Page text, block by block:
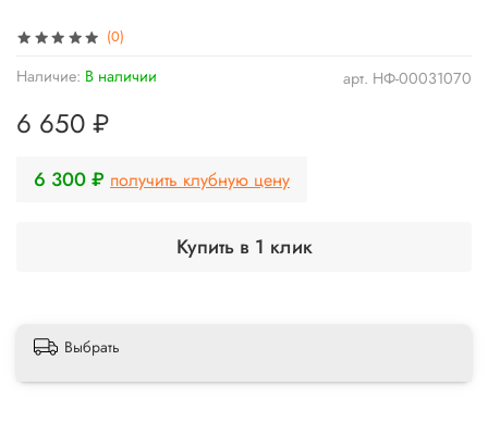
(0)
арт. НФ-00031070
Наличие: В наличии
6 650 ₽
6 300 ₽ получить клубную цену
Купить в 1 клик
Выбрать